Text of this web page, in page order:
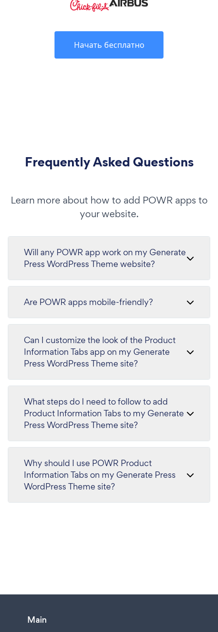
Начать бесплатно
Frequently Asked Questions
Learn more about how to add POWR apps to
your website.
Will any POWR app work on my Generate
Press WordPress Theme website?
Are POWR apps mobile-friendly?
Can I customize the look of the Product
Information Tabs app on my Generate
Press WordPress Theme site?
What steps do I need to follow to add
Product Information Tabs to my Generate
Press WordPress Theme site?
Why should I use POWR Product
Information Tabs on my Generate Press
WordPress Theme site?
Main